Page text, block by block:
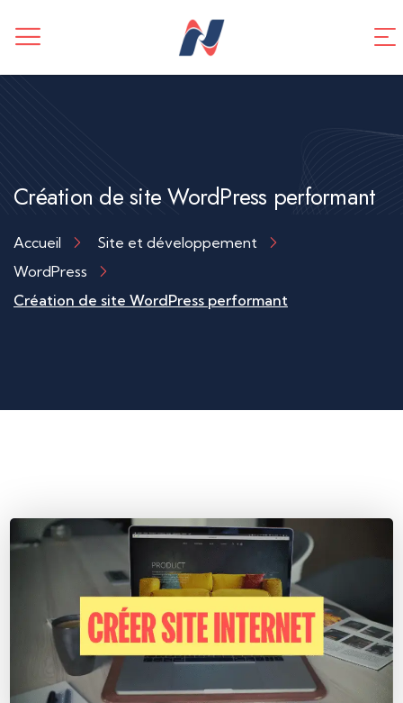
Création de site WordPress performant
Accueil
Site et développement
WordPress
Création de site WordPress performant